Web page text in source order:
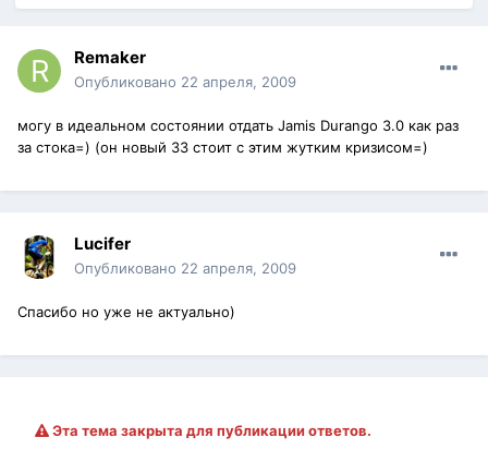
Remaker
Опубликовано 22 апреля, 2009
могу в идеальном состоянии отдать Jamis Durango 3.0 как раз
за стока=) (он новый 33 стоит с этим жутким кризисом=)
Lucifer
Опубликовано 22 апреля, 2009
Спасибо но уже не актуально)
Эта тема закрыта для публикации ответов.